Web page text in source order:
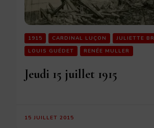
1915 CARDINAL LUÇON
JULIETTE
LOUIS GUÉDET
RENÉE MULLER
Jeudi 15 juillet 1915
15 JUILLET 2015